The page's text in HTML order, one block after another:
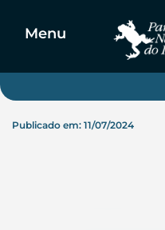
Menu
Publicado em: 11/07/2024